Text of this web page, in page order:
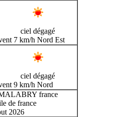
ciel dégagé
7 km/h Nord Est
ciel dégagé
9 km/h Nord
france
de france
2026